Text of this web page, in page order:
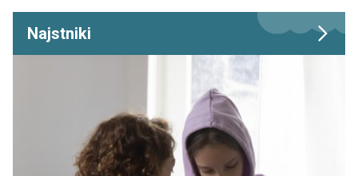
Najstniki